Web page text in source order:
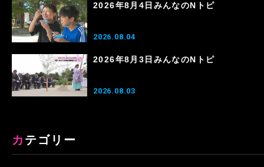
2026年8月4日みんなのNトピ
2026.08.04
2026年8月3日みんなのNトピ
2026.08.03
カテゴリー